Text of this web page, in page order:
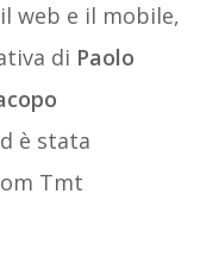
web e il mobile,
di Paolo
è stata
Tmt